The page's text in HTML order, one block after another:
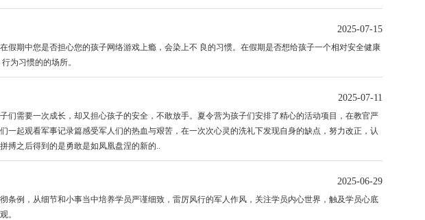
2025-07-15
期中您是否担心您的孩子网络游戏上瘾，会染上不 良的习惯。在假期是否想给孩子一个相对安全健康
为习惯的的场所。
2025-07-11
需要一次成长，却又担心孩子的安全，不敢放手。夏令营为孩子们安排了精心的活动项目，在教官严
一起观看军事记录篇感受军人们的热血与艰苦，在一次次心灵的洗礼下发现自身的缺点，努力改正，认
搏之后得到的是勇敢是如凤凰盘涅的新的..
2025-06-29
例，从细节和小事当中培养学员严谨细致，雷厉风行的军人作风，关注学员内心世界，触及学员心底
。